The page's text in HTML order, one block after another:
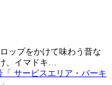
ップをかけて味わう昔な
、イマドキ…